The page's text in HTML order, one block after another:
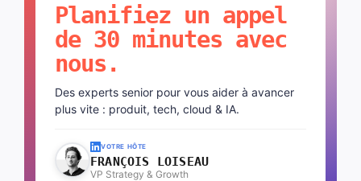
Planifiez un appel
de 30 minutes avec
nous.
Des experts senior pour vous aider à avancer
plus vite : produit, tech, cloud & IA.
VOTRE HÔTE
FRANÇOIS LOISEAU
VP Strategy & Growth